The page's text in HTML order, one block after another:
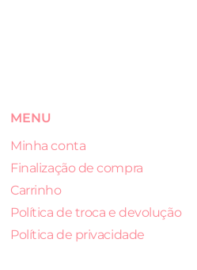
MENU
Minha conta
Finalização de compra
Carrinho
Política de troca e devolução
Política de privacidade